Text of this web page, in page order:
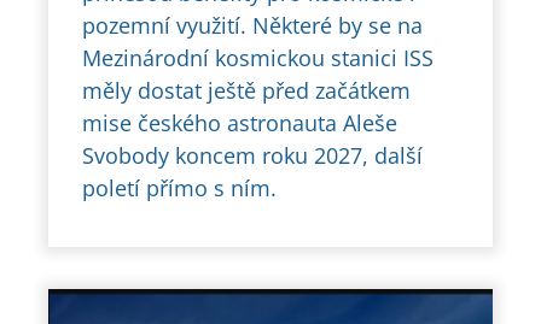
pozemní využití. Některé by se na
Mezinárodní kosmickou stanici ISS
měly dostat ještě před začátkem
mise českého astronauta Aleše
Svobody koncem roku 2027, další
poletí přímo s ním.